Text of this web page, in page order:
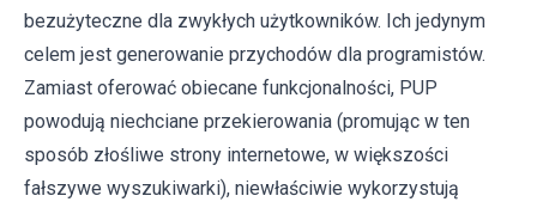
bezużyteczne dla zwykłych użytkowników. Ich jedynym
celem jest generowanie przychodów dla programistów.
Zamiast oferować obiecane funkcjonalności, PUP
powodują niechciane przekierowania (promując w ten
sposób złośliwe strony internetowe, w większości
fałszywe wyszukiwarki), niewłaściwie wykorzystują